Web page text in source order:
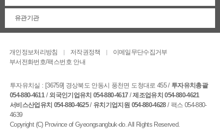
유관기관
개인정보처리방침 저작권정책
이메일무단수집거부
부서전화번호/팩스번호 안내
투자유치실 : [36759] 경상북도 안동시 풍천면 도청대로 455/ 투자유치총괄
054-880-4611/ 외국인기업유치 054-880-4617/제조업유치 054-880-4621
서비스산업유치 054-880-4625/ 유치기업지원 054-880-4628/ 팩스 054-880-
4639
Copyright (C) Province of Gyeongsangbuk-do. All Rights Reserved.